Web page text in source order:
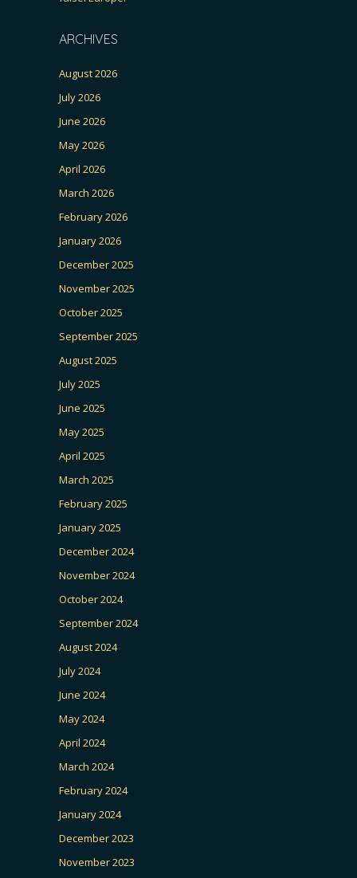
ARCHIVES
August 2026
July 2026
June 2026
May 2026
April 2026
March 2026
February 2026
January 2026
December 2025
November 2025
October 2025
September 2025
August 2025
July 2025
June 2025
May 2025
April 2025
March 2025
February 2025
January 2025
December 2024
November 2024
October 2024
September 2024
August 2024
July 2024
June 2024
May 2024
April 2024
March 2024
February 2024
January 2024
December 2023
November 2023